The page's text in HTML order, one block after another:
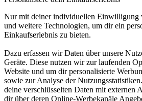
Nur mit deiner individuellen Einwilligung
und weitere Technologien, um dir ein
Einkaufserlebnis zu bieten.
Dazu erfassen wir Daten über unsere
Geräte. Diese nutzen wir zur laufenden
Website und um dir personalisierte
sowie zur Analyse der
deine verschlüsselten Daten mit externen
dir über deren Online-Werbekanäle